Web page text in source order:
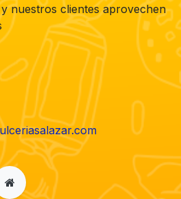
nuestros clientes aprovechen